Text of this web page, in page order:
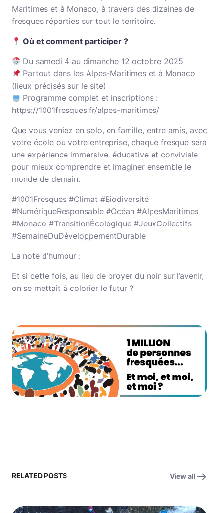
Maritimes et à Monaco, à travers des dizaines de
fresques réparties sur tout le territoire.
Où et comment participer ?
Du samedi 4 au dimanche 12 octobre 2025
Partout dans les Alpes-Maritimes et à Monaco
(lieux précisés sur le site)
Programme complet et inscriptions :
https://1001fresques.fr/alpes-maritimes/
Que vous veniez en solo, en famille, entre amis, avec
votre école ou votre entreprise, chaque fresque sera
une expérience immersive, éducative et conviviale
pour mieux comprendre et imaginer ensemble le
monde de demain.
#1001Fresques #Climat #Biodiversité
#NumériqueResponsable #Océan #AlpesMaritimes
#Monaco #TransitionÉcologique #JeuxCollectifs
#SemaineDuDéveloppementDurable
La note d’humour :
Et si cette fois, au lieu de broyer du noir sur l’avenir,
on se mettait à colorier le futur ?
RELATED POSTS View all